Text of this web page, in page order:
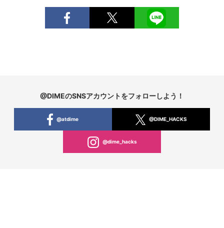
@DIMEのSNSアカウントをフォローしよう！
@atdime @DIME_HACKS
@dime_hacks